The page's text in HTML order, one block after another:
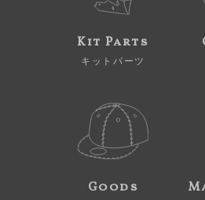
Kit Parts
キットパーツ
Goods